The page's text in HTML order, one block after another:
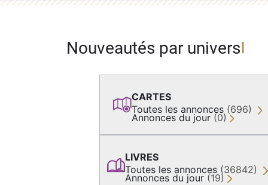
Nouveautés par univers
CARTES
Toutes les annonces (696)
Annonces du jour (0)
LIVRES
Toutes les annonces (36842)
Annonces du jour (19)